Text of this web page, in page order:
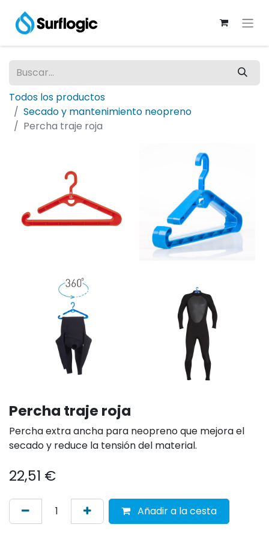
Todos los productos
Secado y mantenimiento neopreno
Percha traje roja
Percha traje roja
Percha extra ancha para neopreno que mejora el
secado y reduce la tensión del material.
22,51 €
Añadir a la cesta